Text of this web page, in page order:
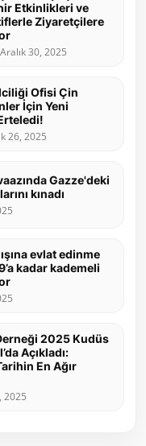
Etkinlikleri ve
Ziyaretçilere
Aralık 30, 2025
Ofisi Çin
İçin Yeni
26, 2025
Gazze'deki
kınadı
evlat edinme
kadar kademeli
2025 Kudüs
Açıkladı:
En Ağır
2025